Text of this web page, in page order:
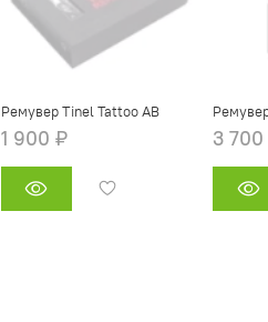
Ремувер Tinel Tattoo AB
1 900 ₽ 3